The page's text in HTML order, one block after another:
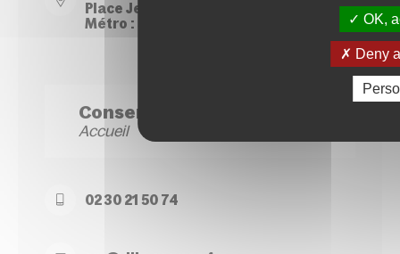
Place Jean Normand - Rennes
Métro : Station Le Blosne
Conservatoire Site Blosne
Accueil
02 30 21 50 74
OK,
Deny